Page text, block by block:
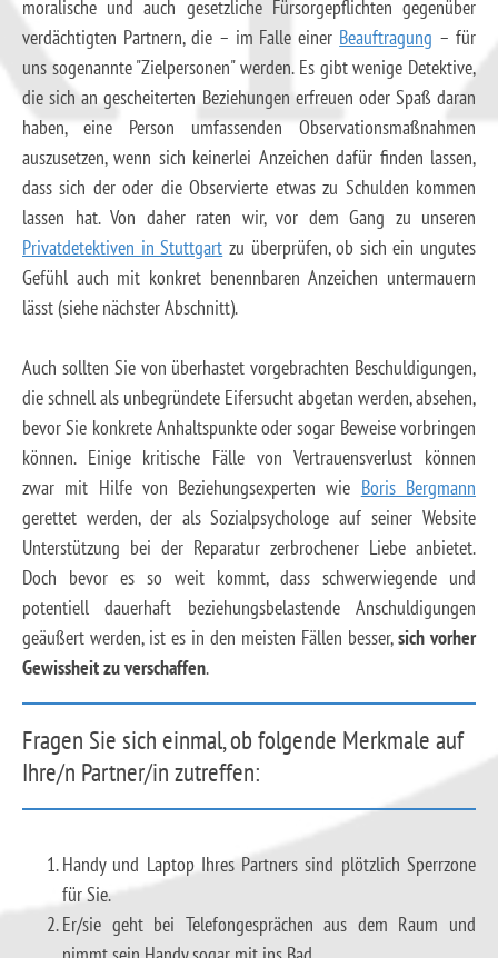
moralische und auch gesetzliche Fürsorgepflichten gegenüber
verdächtigten Partnern, die – im Falle einer Beauftragung – für
uns sogenannte "Zielpersonen" werden. Es gibt wenige Detektive,
die sich an gescheiterten Beziehungen erfreuen oder Spaß daran
haben, eine Person umfassenden Observationsmaßnahmen
auszusetzen, wenn sich keinerlei Anzeichen dafür finden lassen,
dass sich der oder die Observierte etwas zu Schulden kommen
lassen hat. Von daher raten wir, vor dem Gang zu unseren
Privatdetektiven in Stuttgart zu überprüfen, ob sich ein ungutes
Gefühl auch mit konkret benennbaren Anzeichen untermauern
lässt (siehe nächster Abschnitt).
Auch sollten Sie von überhastet vorgebrachten Beschuldigungen,
die schnell als unbegründete Eifersucht abgetan werden, absehen,
bevor Sie konkrete Anhaltspunkte oder sogar Beweise vorbringen
können. Einige kritische Fälle von Vertrauensverlust können
zwar mit Hilfe von Beziehungsexperten wie Boris Bergmann
gerettet werden, der als Sozialpsychologe auf seiner Website
Unterstützung bei der Reparatur zerbrochener Liebe anbietet.
Doch bevor es so weit kommt, dass schwerwiegende und
potentiell dauerhaft beziehungsbelastende Anschuldigungen
geäußert werden, ist es in den meisten Fällen besser,sich vorher
Gewissheit zu verschaffen.
Fragen Sie sich einmal, ob folgende Merkmale auf
Ihre/n Partner/in zutreffen:
Handy und Laptop Ihres Partners sind plötzlich Sperrzone
für Sie.
Er/sie geht bei Telefongesprächen aus dem Raum und